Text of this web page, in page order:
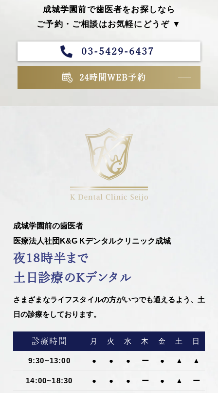
成城学園前で歯医者をお探しなら
ご予約・ご相談はお気軽にどうぞ ▼
03-5429-6437
24時間WEB予約
成城学園前の歯医者
医療法人社団K&G Kデンタルクリニック成城
夜18時半まで
土日診療のKデンタル
さまざまなライフスタイルの方がいつでも通えるよう、土
日の診療をしております。
診療時間 月 火 水 木 金 土 日
9:30~13:00 ● ● ● ー ● ▲ ▲
14:00~18:30 ● ● ● ー ● ▲ ー